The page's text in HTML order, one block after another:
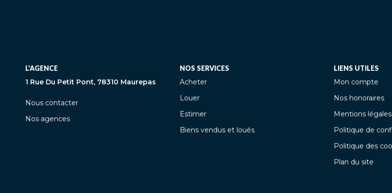
L'AGENCE
1 Rue Du Petit Pont, 78310 Maurepas
Nous contacter
Nos agences
NOS SERVICES
Acheter
Louer
Estimer
Biens vendus et loués
LIENS UTILES
Mon compte
Nos honoraires
Mentions légales
Politique de
Politique des
Plan du site